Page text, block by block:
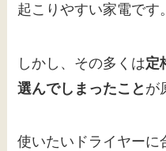
起こりやすい家電です。
しかし、その多くは定
選んでしまったこと が
使いたいドライヤーに